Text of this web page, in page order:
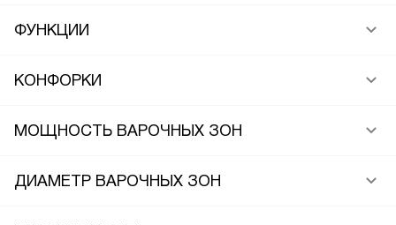
ФУНКЦИИ
КОНФОРКИ
МОЩНОСТЬ ВАРОЧНЫХ ЗОН
ДИАМЕТР ВАРОЧНЫХ ЗОН